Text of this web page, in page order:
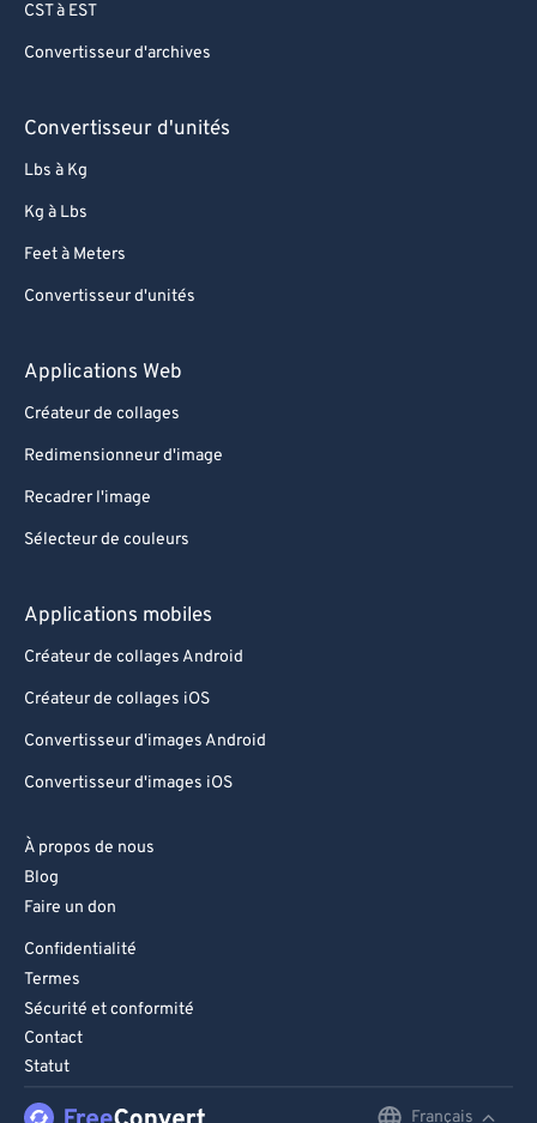
CST à EST
Convertisseur d'archives
Convertisseur d'unités
Lbs à Kg
Kg à Lbs
Feet à Meters
Convertisseur d'unités
Applications Web
Créateur de collages
Redimensionneur d'image
Recadrer l'image
Sélecteur de couleurs
Applications mobiles
Créateur de collages Android
Créateur de collages iOS
Convertisseur d'images Android
Convertisseur d'images iOS
À propos de nous
Blog
Faire un don
Confidentialité
Termes
Sécurité et conformité
Contact
Statut
Français